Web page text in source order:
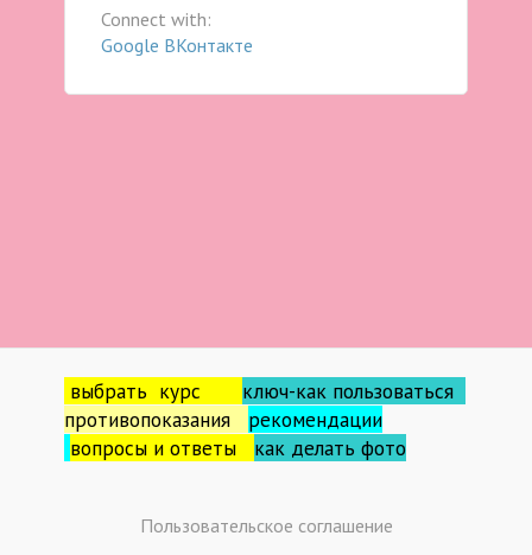
Connect with:
Google ВКонтакте
выбрать курс ключ-как пользоваться
противопоказания рекомендации
вопросы и ответы как делать фото
Пользовательское соглашение